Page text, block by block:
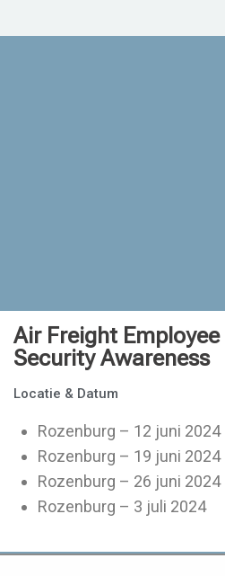
Air Freight
Security Awareness
Locatie & Datum
Rozenburg – 12 juni 2024
Rozenburg – 19 juni 2024
Rozenburg – 26 juni 2024
Rozenburg – 3 juli 2024